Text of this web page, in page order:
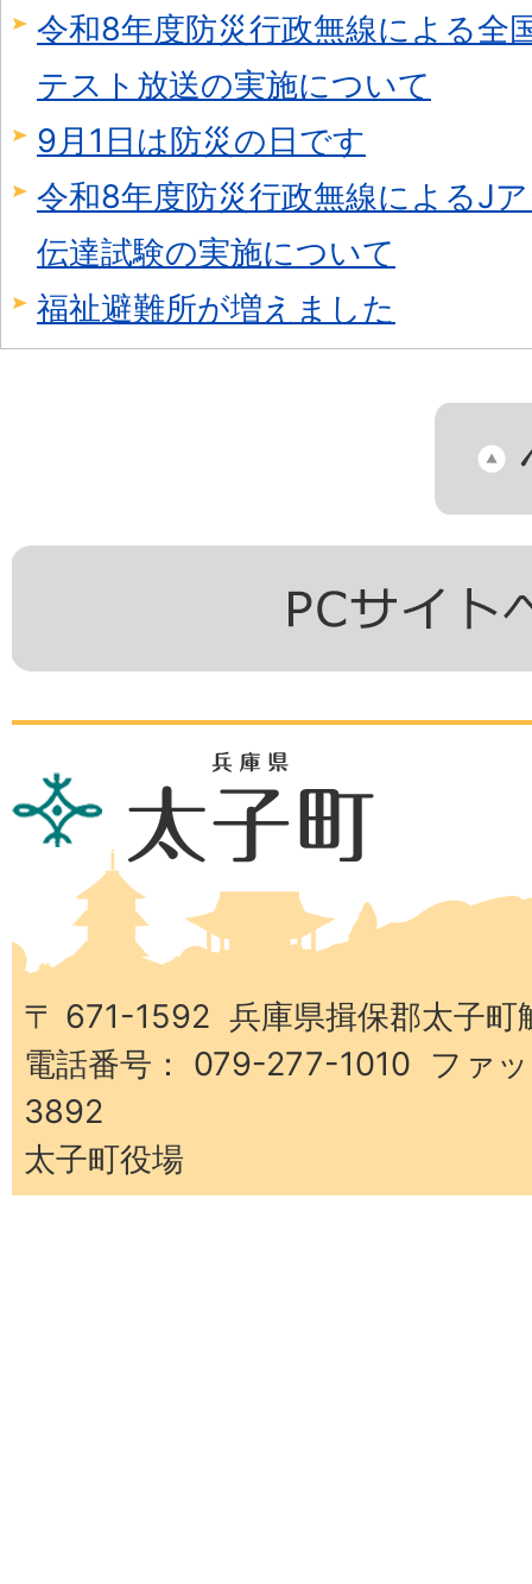
令和8年度防災行政無線による全
テスト放送の実施について
9月1日は防災の日です
令和8年度防災行政無線によるJ
伝達試験の実施について
福祉避難所が増えました
兵
庫
子
町
〒 671-1592 兵庫県揖保郡太子町
電話番号： 079-277-1010 ファ
3892
太子町役場